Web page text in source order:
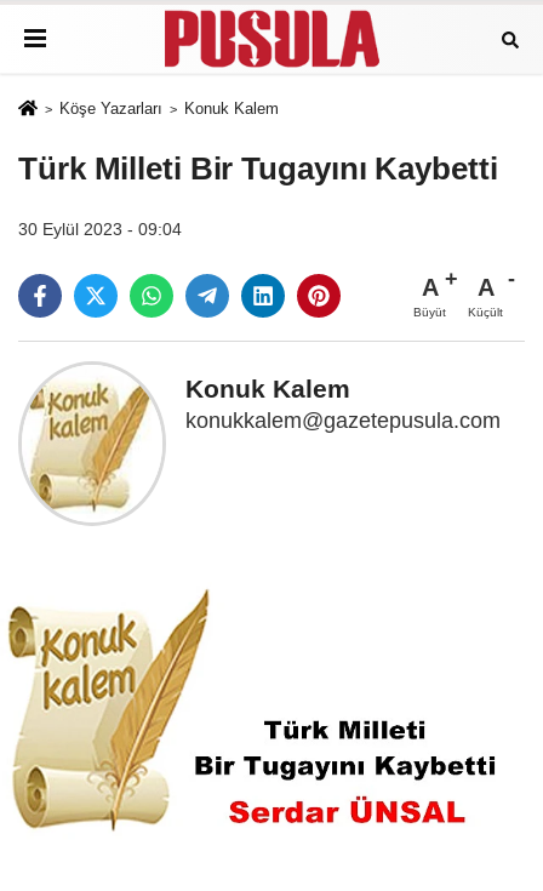
Köşe Yazarları Konuk Kalem
Türk Milleti Bir Tugayını Kaybetti
30 Eylül 2023 - 09:04
A
Büyüt
A
Küçült
Konuk Kalem
konukkalem@gazetepusula.com